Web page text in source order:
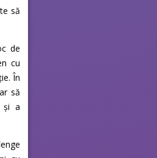
să
de
cu
În
să
și a